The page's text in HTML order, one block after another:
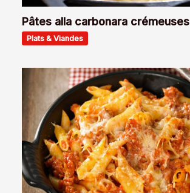
Pâtes alla carbonara crémeuses
Plats & Viandes